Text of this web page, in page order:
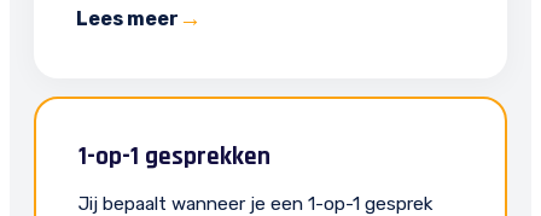
Lees meer
1-op-1 gesprekken
Jij bepaalt wanneer je een 1-op-1 gesprek